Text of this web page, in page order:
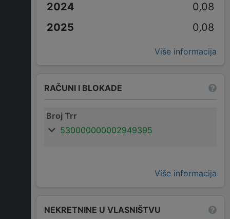
0,08
0,08
Više informacija
RAČUNI I BLOKADE
Broj Trr
530000000002949395
Više informacija
NEKRETNINE U VLASNIŠTVU